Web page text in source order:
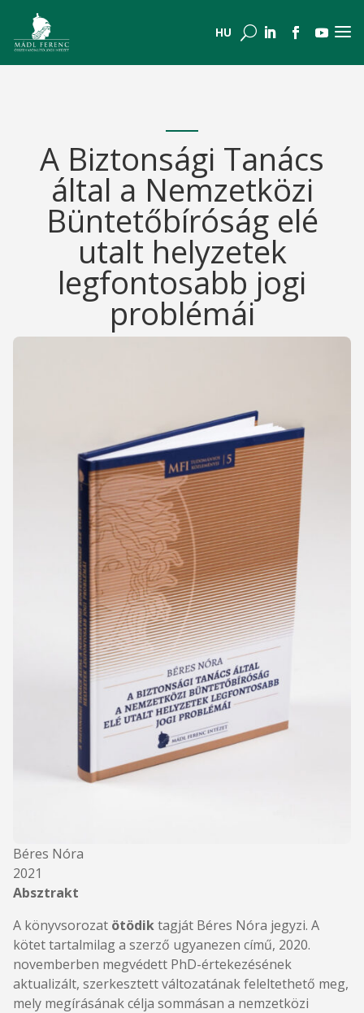
HU U a
A Biztonsági Tanács
által a Nemzetközi
Büntetőbíróság elé
utalt helyzetek
legfontosabb jogi
problémái
Béres Nóra
2021
Absztrakt
A könyvsorozat ötödiktagját Béres Nóra jegyzi. A
kötet tartalmilag a szerző ugyanezen című, 2020.
novemberben megvédett PhD-értekezésének
aktualizált, szerkesztett változatának feleltethető meg,
mely megírásának célja sommásan a nemzetközi